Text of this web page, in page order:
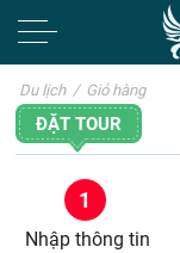
Du lịch / Giỏ hàng
ĐẶT TOUR
1
Nhập thông tin